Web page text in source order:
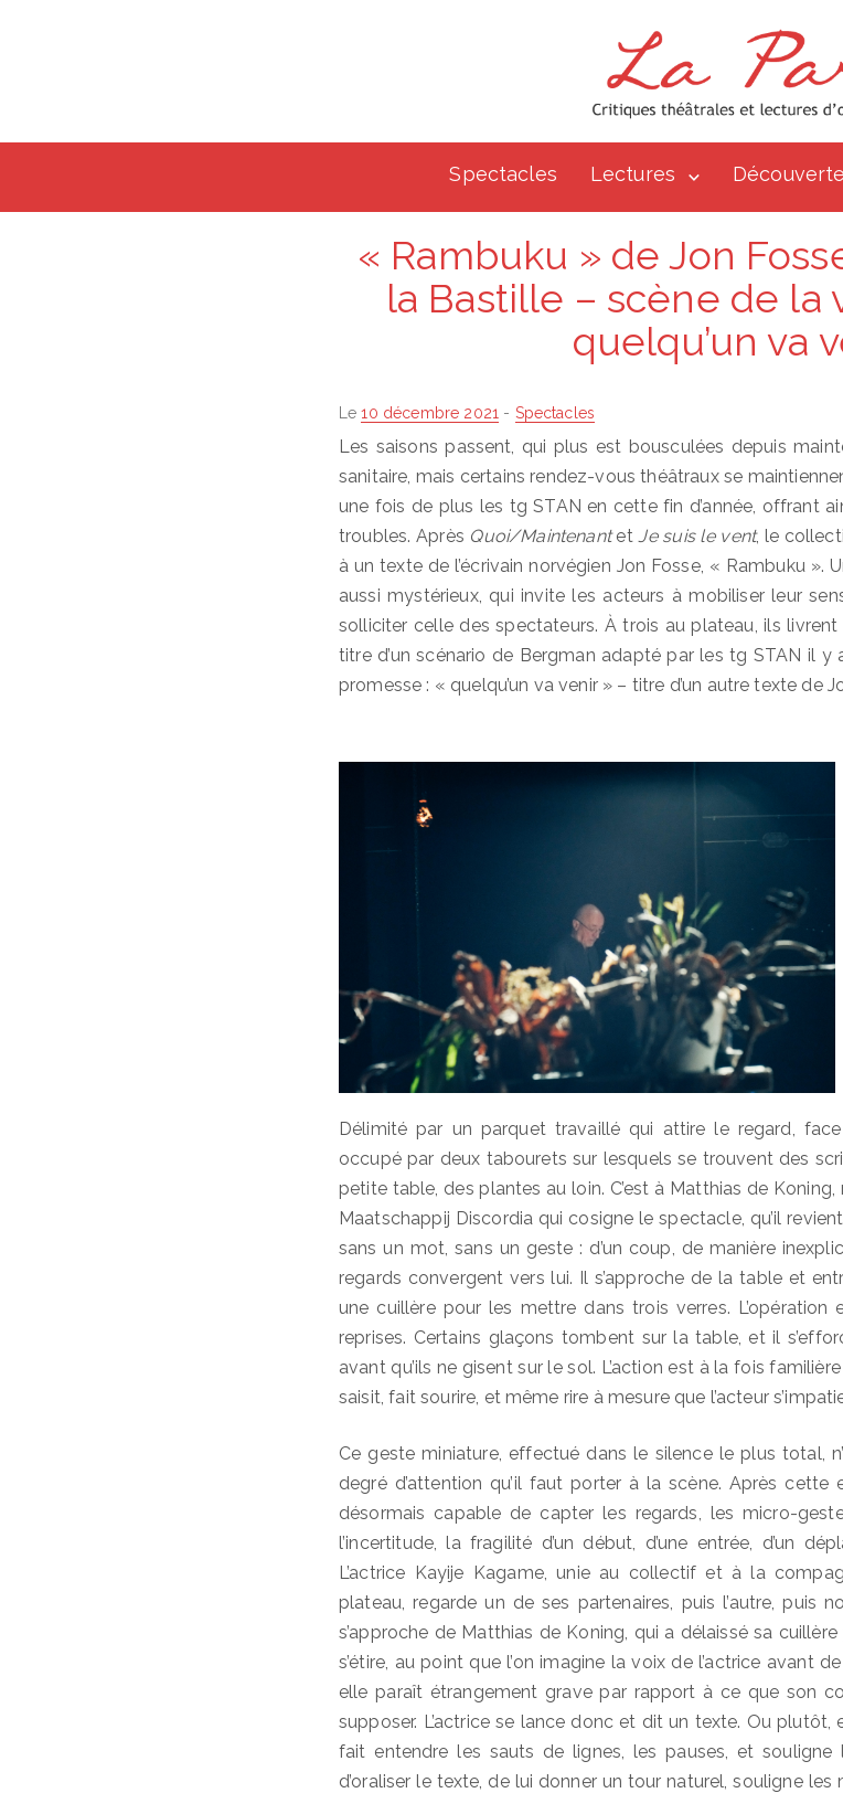
Spectacles Lectures
« Rambuku » de Jon
la Bastille – scène de la
quelqu’un va
LePosted
10 décembre 2021 - Spectacles
Les saisons passent, qui plus est bousculées depuis
sanitaire, mais certains rendez-vous théâtraux se
une fois de plus les tg STAN en cette fin d’année, offrant
troubles. Après Quoi/Maintenantet Je suis le vent, le
à un texte de l’écrivain norvégien Jon Fosse, « Rambuku
aussi mystérieux, qui invite les acteurs à mobiliser leur
solliciter celle des spectateurs. À trois au plateau, ils
titre d’un scénario de Bergman adapté par les tg STAN il
promesse : « quelqu’un va venir » – titre d’un autre texte de
Délimité par un parquet travaillé qui attire le regard,
occupé par deux tabourets sur lesquels se trouvent des
petite table, des plantes au loin. C’est à Matthias de
Maatschappij Discordia qui cosigne le spectacle, qu’il
sans un mot, sans un geste : d’un coup, de manière
regards convergent vers lui. Il s’approche de la table et
une cuillère pour les mettre dans trois verres.
reprises. Certains glaçons tombent sur la table, et il
avant qu’ils ne gisent sur le sol. L’action est à la fois
saisit, fait sourire, et même rire à mesure que l’acteur
Ce geste miniature, effectué dans le silence le plus total,
degré d’attention qu’il faut porter à la scène. Après
désormais capable de capter les regards, les micro-
l’incertitude, la fragilité d’un début, d’une entrée, d’un
L’actrice Kayije Kagame, unie au collectif et à la
plateau, regarde un de ses partenaires, puis l’autre, puis
s’approche de Matthias de Koning, qui a délaissé sa
s’étire, au point que l’on imagine la voix de l’actrice avant
elle paraît étrangement grave par rapport à ce que son
supposer. L’actrice se lance donc et dit un texte. Ou
fait entendre les sauts de lignes, les pauses, et souligne
d’oraliser le texte, de lui donner un tour naturel, souligne les